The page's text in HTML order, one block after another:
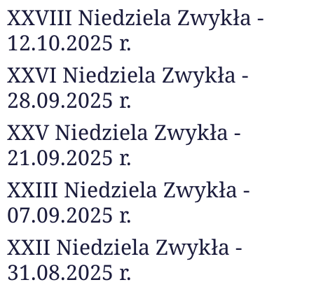
XXVIII Niedziela Zwykła -
12.10.2025 r.
XXVI Niedziela Zwykła -
28.09.2025 r.
XXV Niedziela Zwykła -
21.09.2025 r.
XXIII Niedziela Zwykła -
07.09.2025 r.
XXII Niedziela Zwykła -
31.08.2025 r.